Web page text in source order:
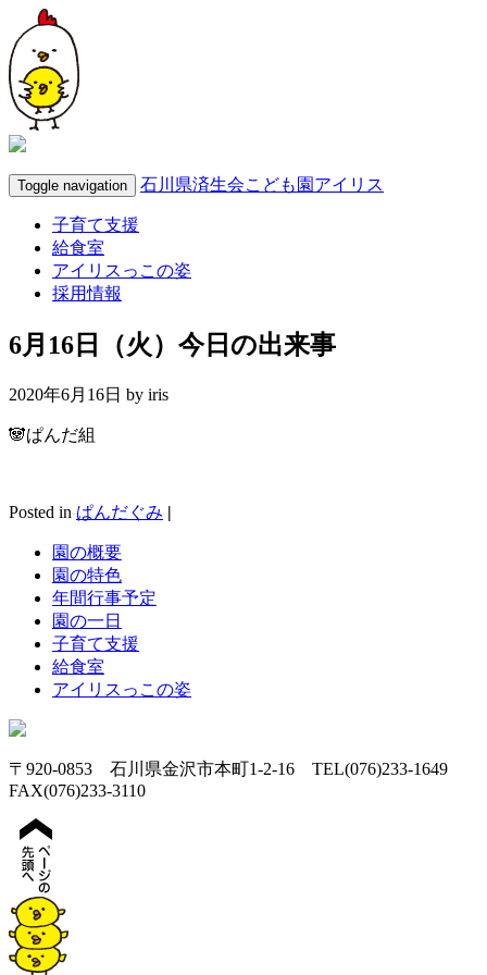
Toggle navigation 石川県済生会こども園アイリス
子育て支援
給食室
アイリスっこの姿
採用情報
6月16日（火）今日の出来事
2020年6月16日 by iris
🐼ぱんだ組
Posted in ぱんだぐみ |
園の概要
園の特色
年間行事予定
園の一日
子育て支援
給食室
アイリスっこの姿
〒920-0853 石川県金沢市本町1-2-16 TEL(076)233-1649
FAX(076)233-3110